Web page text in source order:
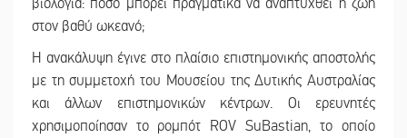
στον βαθύ ωκεανό;
Η ανακάλυψη έγινε στο πλαίσιο επιστημονικής αποστολής
με τη συμμετοχή του Μουσείου της Δυτικής Αυστραλίας
και άλλων επιστημονικών κέντρων. Οι ερευνητές
χρησιμοποίησαν το ρομπότ ROV SuBastian, το οποίο